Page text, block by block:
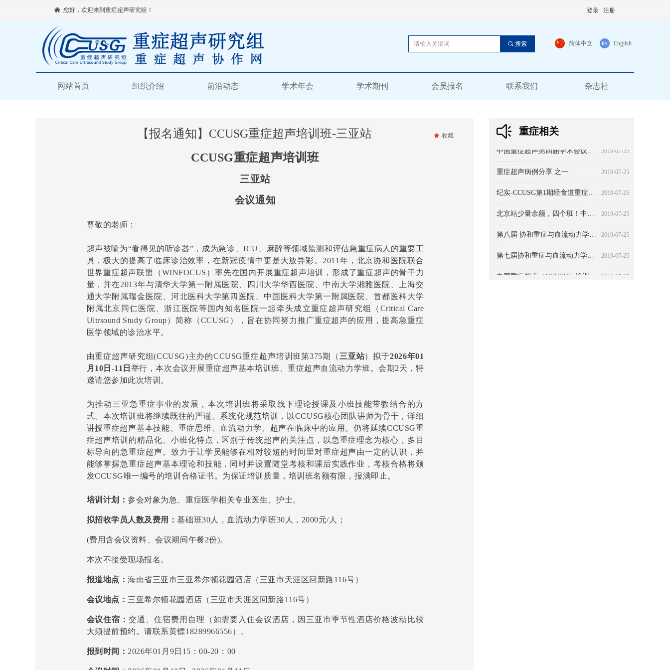
网站首页 组织介绍 前沿动态 学术年会 学术期刊 会员报名 联系我们 杂志社
낀 您好，欢迎来到重症超声研究组！ 登录 注册
简体中文 English
끠 搜索
【报名通知】CCUSG重症超声培训班-三亚站
CCUSG重症超声培训班
三亚站
会议通知
尊敬的老师：
超声被喻为“看得见的听诊器”，成为急诊、ICU、麻醉等领域监测和评估急重症病人的重要工
具，极大的提高了临床诊治效率，在新冠疫情中更是大放异彩。2011年，北京协和医院联合
世界重症超声联盟（WINFOCUS）率先在国内开展重症超声培训，形成了重症超声的骨干力
量，并在2013年与清华大学第一附属医院、四川大学华西医院、中南大学湘雅医院、上海交
通大学附属瑞金医院、河北医科大学第四医院、中国医科大学第一附属医院、首都医科大学
附属北京同仁医院、浙江医院等国内知名医院一起牵头成立重症超声研究组（Critical Care
Ultrsound Study Group）简称（CCUSG），旨在协同努力推广重症超声的应用，提高急重症
医学领域的诊治水平。
由重症超声研究组(CCUSG)主办的CCUSG重症超声培训班第375期（ 三亚站）拟于2026年01
月10日-11日 举行，本次会议开展重症超声基本培训班、重症超声血流动力学班。会期2天，特
邀请您参加此次培训。
为推动三亚急重症事业的发展，本次培训班将采取线下理论授课及小班技能带教结合的方
式。本次培训班将继续既往的严谨、系统化规范培训，以CCUSG核心团队讲师为骨干，详细
讲授重症超声基本技能、重症思维、血流动力学、超声在临床中的应用。仍将延续CCUSG重
症超声培训的精品化、小班化特点，区别于传统超声的关注点，以急重症理念为核心，多目
标导向的急重症超声。致力于让学员能够在相对较短的时间里对重症超声由一定的认识，并
能够掌握急重症超声基本理论和技能，同时并设置随堂考核和课后实践作业，考核合格将颁
发CCUSG唯一编号的培训合格证书。为保证培训质量，培训班名额有限，报满即止。
培训计划：参会对象为急、重症医学相关专业医生、护士。
拟招收学员人数及费用：基础班30人，血流动力学班30人，2000元/人；
(费用含会议资料、会议期间午餐2份)。
本次不接受现场报名。
报道地点：海南省三亚市三亚希尔顿花园酒店（三亚市天涯区回新路116号）
会议地点： 三亚希尔顿花园酒店（三亚市天涯区回新路116号）
会议住宿：交通、住宿费用自理（如需要入住会议酒店，因三亚市季节性酒店价格波动比较
大须提前预约。请联系黄镖18289966556）。
报到时间： 2026年01月9日15：00-20：00
끄 收藏
2019-07-25
2019-07-25
重症超声病例分享 之一
2019-07-25
2019-07-25
2019-07-25
2019-07-25
2019-07-25
临床血流动力学：治疗的诠释
超声心动图的 20 种基本切面
如何合理利用超声心动图
重症相关